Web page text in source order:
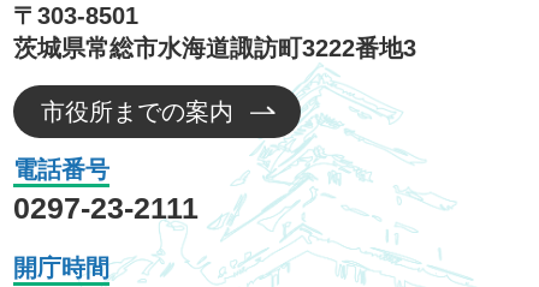
〒303-8501
茨城県常総市水海道諏訪町3222番地3
市役所までの案内
電話番号
0297-23-2111
開庁時間